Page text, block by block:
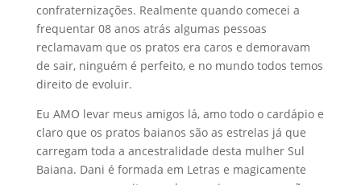
confraternizações. Realmente quando comecei a
frequentar 08 anos atrás algumas pessoas
reclamavam que os pratos era caros e demoravam
de sair, ninguém é perfeito, e no mundo todos temos
direito de evoluir.
Eu AMO levar meus amigos lá, amo todo o cardápio e
claro que os pratos baianos são as estrelas já que
carregam toda a ancestralidade desta mulher Sul
Baiana. Dani é formada em Letras e magicamente